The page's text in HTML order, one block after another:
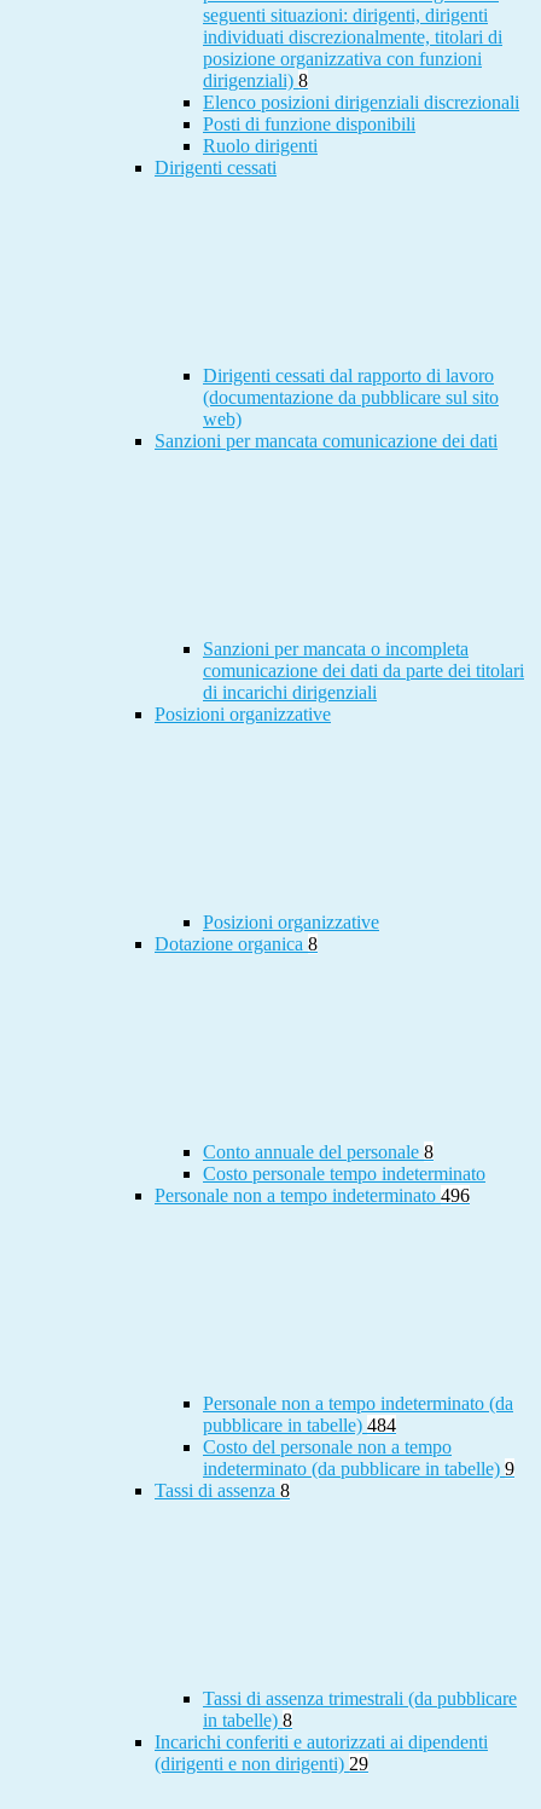
seguenti situazioni: dirigenti, dirigenti
individuati discrezionalmente, titolari di
posizione organizzativa con funzioni
dirigenziali) 8
Elenco posizioni dirigenziali discrezionali
Posti di funzione disponibili
Ruolo dirigenti
Dirigenti cessati
Dirigenti cessati dal rapporto di lavoro
(documentazione da pubblicare sul sito
web)
Sanzioni per mancata comunicazione dei dati
Sanzioni per mancata o incompleta
comunicazione dei dati da parte dei titolari
di incarichi dirigenziali
Posizioni organizzative
Posizioni organizzative
Dotazione organica 8
Conto annuale del personale 8
Costo personale tempo indeterminato
Personale non a tempo indeterminato 496
Personale non a tempo indeterminato (da
pubblicare in tabelle) 484
Costo del personale non a tempo
indeterminato (da pubblicare in tabelle) 9
Tassi di assenza 8
Tassi di assenza trimestrali (da pubblicare
in tabelle) 8
Incarichi conferiti e autorizzati ai dipendenti
(dirigenti e non dirigenti) 29